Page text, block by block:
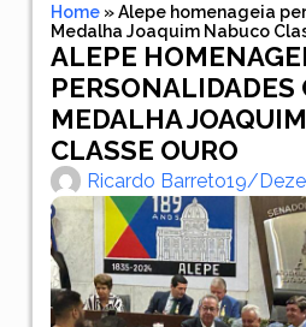
Home»Alepe homenageia
Medalha Joaquim Nabuco
ALEPE
PERSONALIDADES
MEDALHA
CLASSE OURO
Ricardo Barreto19/